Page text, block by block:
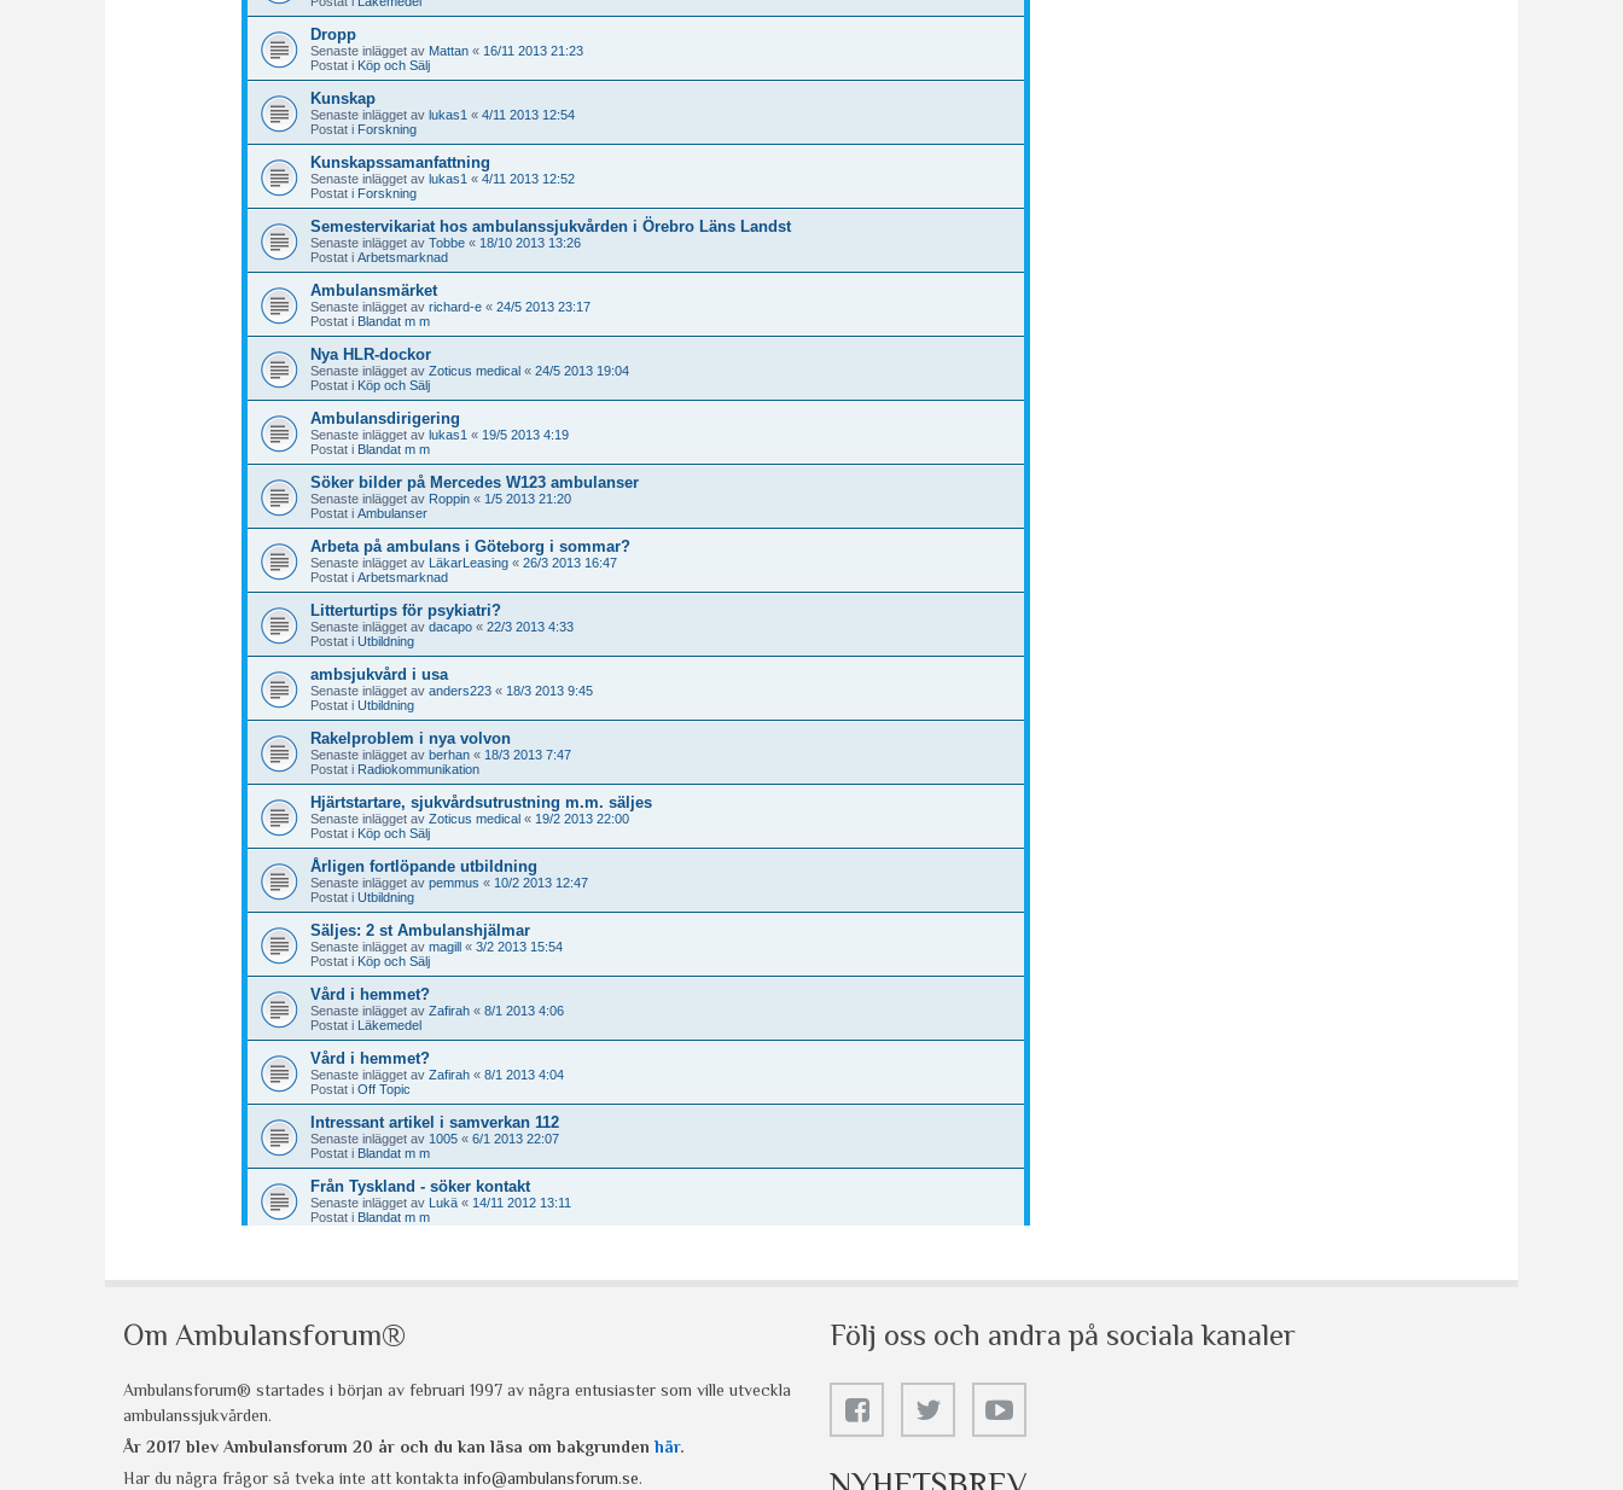
Om Ambulansforum®
Ambulansforum® startades i början av februari 1997 av några entusiaster som ville utveckla
ambulanssjukvården.
År 2017 blev Ambulansforum 20 år och du kan läsa om bakgrunden här.
Har du några frågor så tveka inte att kontakta info@ambulansforum.se.
Följ oss och andra på sociala kanaler